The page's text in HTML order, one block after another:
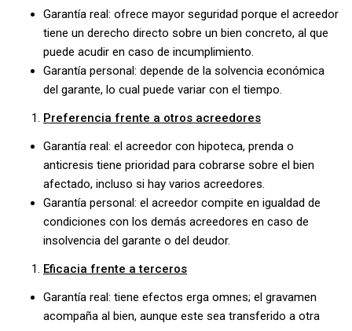
Garantía real: ofrece mayor seguridad porque el acreedor
tiene un derecho directo sobre un bien concreto, al que
puede acudir en caso de incumplimiento.
Garantía personal: depende de la solvencia económica
del garante, lo cual puede variar con el tiempo.
Preferencia frente a otros acreedores
Garantía real: el acreedor con hipoteca, prenda o
anticresis tiene prioridad para cobrarse sobre el bien
afectado, incluso si hay varios acreedores.
Garantía personal: el acreedor compite en igualdad de
condiciones con los demás acreedores en caso de
insolvencia del garante o del deudor.
Eficacia frente a terceros
Garantía real: tiene efectos erga omnes; el gravamen
acompaña al bien, aunque este sea transferido a otra